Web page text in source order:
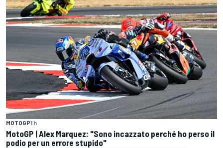
MOTOGP1 h
MotoGP | Alex Marquez: "Sono incazzato perché ho perso il
podio per un errore stupido"